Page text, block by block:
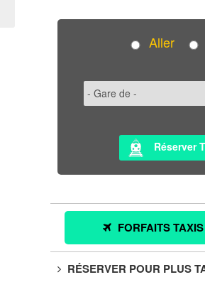
Aller
Réserver
FORFAITS
RÉSERVER POUR PLUS